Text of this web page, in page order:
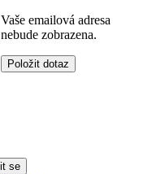
Vaše emailová adresa
nebude zobrazena.